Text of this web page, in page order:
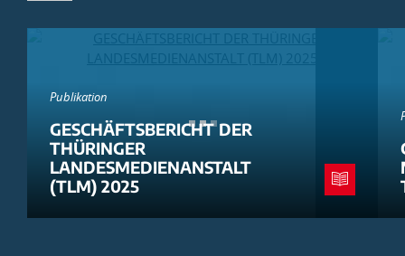
Publikation
GESCHÄFTSBERICHT DER
THÜRINGER
LANDESMEDIENANSTALT
(TLM) 2025